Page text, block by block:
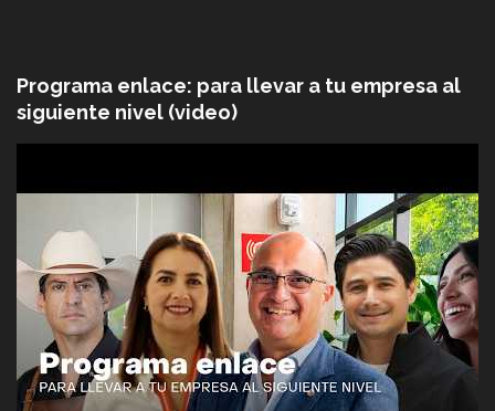
Programa enlace: para llevar a tu empresa al
siguiente nivel (video)